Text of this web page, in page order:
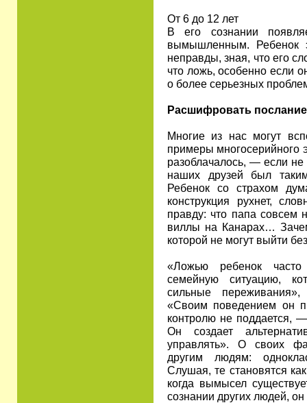
От 6 до 12 лет
В его сознании
вымышленным. Ребенок
неправды, зная, что его
что ложь, особенно если
о более серьезных
Расшифровать послание
Многие из нас могут
примеры многосерийного
разоблачалось, — если
наших друзей был
Ребенок со страхом
конструкция рухнет,
правду: что папа совсем
виллы на Канарах…
которой не могут выйти
«Ложью ребенок часто
семейную ситуацию,
сильные
«Своим поведением он
контролю не поддается,
Он создает
управлять». О своих
другим людям:
Слушая, те становятся
когда вымысел
сознании других людей,